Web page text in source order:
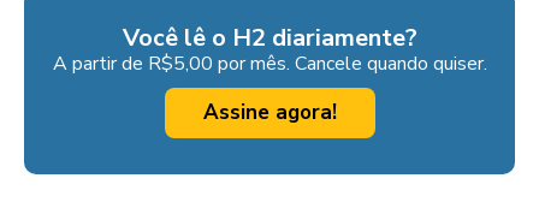
Você lê o H2 diariamente?
A partir de R$5,00 por mês. Cancele quando quiser.
Assine agora!